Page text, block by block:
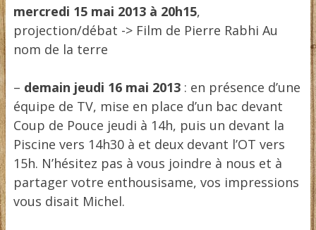
mercredi 15 mai 2013à 20h15,
projection/débat -> Film de Pierre Rabhi Au
nom de la terre
– demain jeudi 16 mai 2013: en présence d’une
équipe de TV, mise en place d’un bac devant
Coup de Pouce jeudi à 14h, puis un devant la
Piscine vers 14h30 à et deux devant l’OT vers
15h. N’hésitez pas à vous joindre à nous et à
partager votre enthousisame, vos impressions
vous disait Michel.